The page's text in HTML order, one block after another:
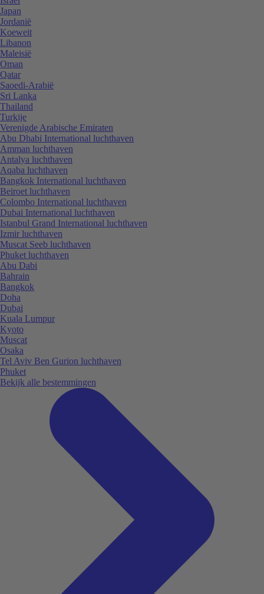
Japan
Jordanië
Koeweit
Libanon
Maleisië
Oman
Qatar
Saoedi-Arabië
Sri Lanka
Thailand
Turkije
Verenigde Arabische Emiraten
Abu Dhabi International luchthaven
Amman luchthaven
Antalya luchthaven
Aqaba luchthaven
Bangkok International luchthaven
Beiroet luchthaven
Colombo International luchthaven
Dubai International luchthaven
Istanbul Grand International luchthaven
Izmir luchthaven
Muscat Seeb luchthaven
Phuket luchthaven
Abu Dabi
Bahrain
Bangkok
Doha
Dubai
Kuala Lumpur
Kyoto
Muscat
Osaka
Tel Aviv Ben Gurion luchthaven
Phuket
Bekijk alle bestemmingen